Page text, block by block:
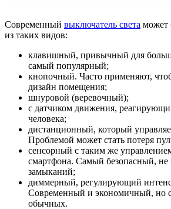
Современный выключатель света может
из таких видов:
клавишный, привычный для
самый популярный;
кнопочный. Часто применяют,
дизайн помещения;
шнуровой (веревочный);
с датчиком движения,
человека;
дистанционный, который
Проблемой может стать потеря
сенсорный с таким же
смартфона. Самый безопасный, не
замыканий;
диммерный, регулирующий
Современный и экономичный, но
обычных.